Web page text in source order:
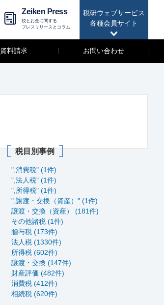
税研ウェブサービス
各種会員サイト
Zeiken Press
税とお金に関する
プレスリリースとコラム
資料請求 お問い合わせ
税目別事例
",消費税" (1件)
",法人税" (1件)
",所得税" (1件)
",譲渡・交換（資産）" (1件)
譲渡・交換（資産） (181件)
その他諸税 (1件)
贈与税 (173件)
法人税 (1330件)
所得税 (602件)
譲渡・交換 (147件)
財産評価 (482件)
消費税 (412件)
相続税 (620件)